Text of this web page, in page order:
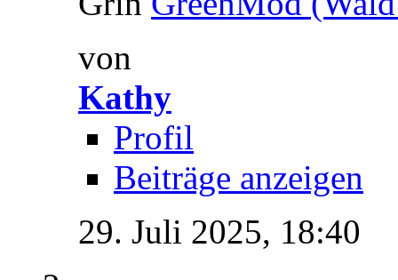
von
Kathy
Profil
Beiträge anzeigen
29. Juli 2025, 18:40